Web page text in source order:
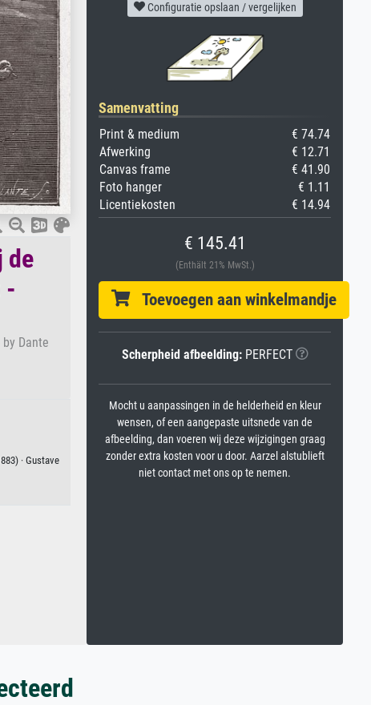
de
-
Dante
· Gustave
Configuratie opslaan / vergelijken
Samenvatting
Print & medium
€ 74.74
Afwerking
€ 12.71
Canvas frame
€ 41.90
Foto hanger
€ 1.11
Licentiekosten
€ 14.94
€ 145.41
(Enthält 21% MwSt.)
Toevoegen aan winkelmandje
Scherpheid afbeelding:PERFECT
Mocht u aanpassingen in de helderheid en kleur
wensen, of een aangepaste uitsnede van de
afbeelding, dan voeren wij deze wijzigingen graag
zonder extra kosten voor u door. Aarzel alstublieft
niet contact met ons op te nemen.